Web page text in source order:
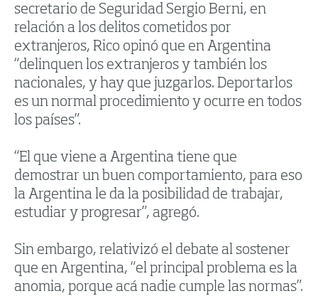
secretario de Seguridad Sergio Berni, en
relación a los delitos cometidos por
extranjeros, Rico opinó que en Argentina
“delinquen los extranjeros y también los
nacionales, y hay que juzgarlos. Deportarlos
es un normal procedimiento y ocurre en todos
los países”.
“El que viene a Argentina tiene que
demostrar un buen comportamiento, para eso
la Argentina le da la posibilidad de trabajar,
estudiar y progresar”, agregó.
Sin embargo, relativizó el debate al sostener
que en Argentina, “el principal problema es la
anomia, porque acá nadie cumple las normas”.